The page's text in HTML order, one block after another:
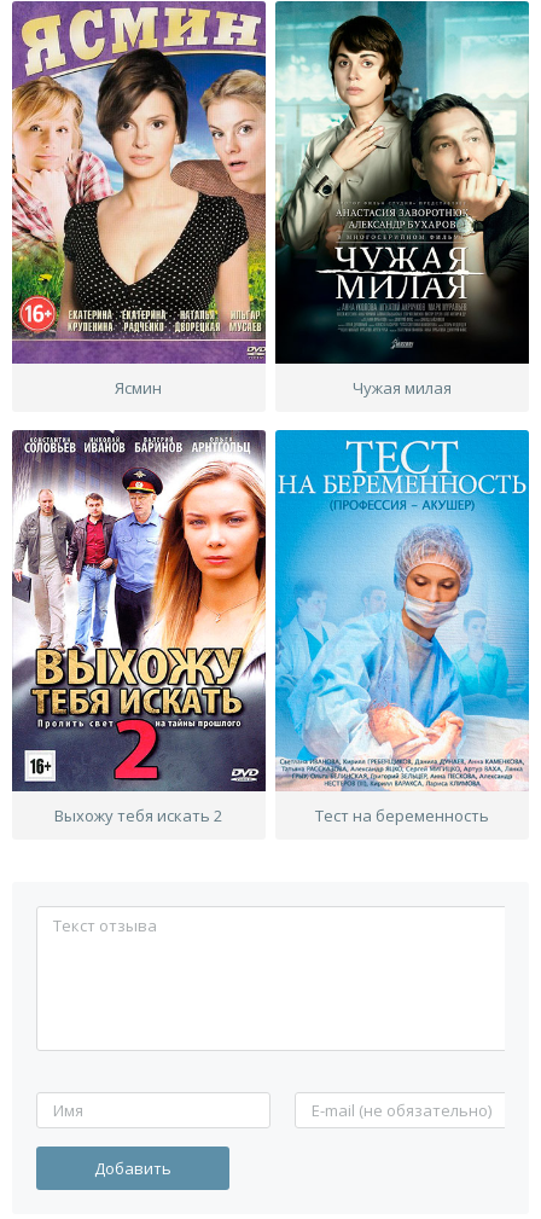
Ясмин Чужая милая
Выхожу тебя искать 2 Тест на беременность